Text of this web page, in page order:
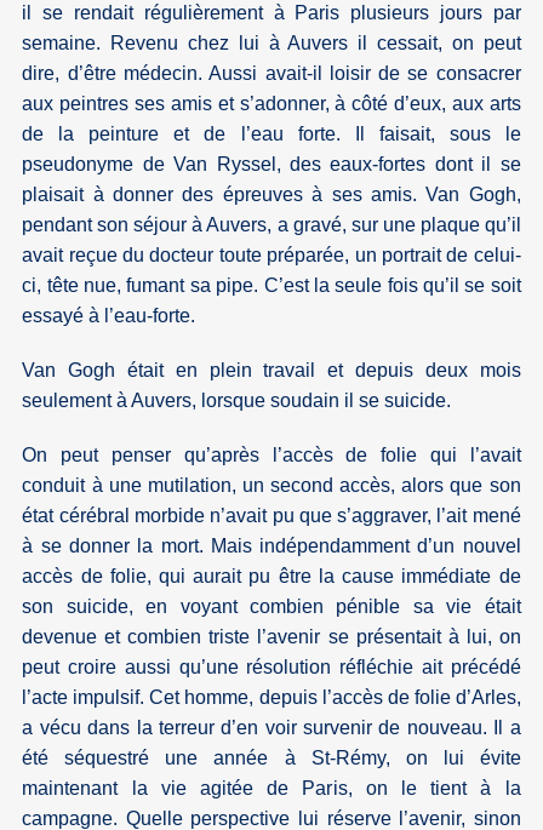
il se rendait régulièrement à Paris plusieurs jours par
semaine. Revenu chez lui à Auvers il cessait, on peut
dire, d’être médecin. Aussi avait-il loisir de se consacrer
aux peintres ses amis et s’adonner, à côté d’eux, aux arts
de la peinture et de l’eau forte. Il faisait, sous le
pseudonyme de Van Ryssel, des eaux-fortes dont il se
plaisait à donner des épreuves à ses amis. Van Gogh,
pendant son séjour à Auvers, a gravé, sur une plaque qu’il
avait reçue du docteur toute préparée, un portrait de celui-
ci, tête nue, fumant sa pipe. C’est la seule fois qu’il se soit
essayé à l’eau-forte.
Van Gogh était en plein travail et depuis deux mois
seulement à Auvers, lorsque soudain il se suicide.
On peut penser qu’après l’accès de folie qui l’avait
conduit à une mutilation, un second accès, alors que son
état cérébral morbide n’avait pu que s’aggraver, l’ait mené
à se donner la mort. Mais indépendamment d’un nouvel
accès de folie, qui aurait pu être la cause immédiate de
son suicide, en voyant combien pénible sa vie était
devenue et combien triste l’avenir se présentait à lui, on
peut croire aussi qu’une résolution réfléchie ait précédé
l’acte impulsif. Cet homme, depuis l’accès de folie d’Arles,
a vécu dans la terreur d’en voir survenir de nouveau. Il a
été séquestré une année à St-Rémy, on lui évite
maintenant la vie agitée de Paris, on le tient à la
campagne. Quelle perspective lui réserve l’avenir, sinon